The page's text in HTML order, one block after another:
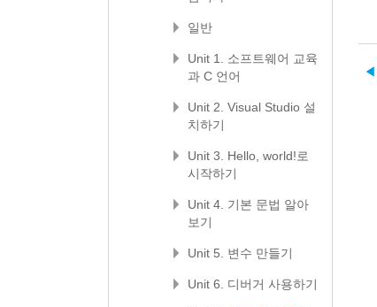
◀︎
일반
Unit 1. 소프트웨어 교육
과 C 언어
Unit 2. Visual Studio 설
치하기
Unit 3. Hello, world!로
시작하기
Unit 4. 기본 문법 알아
보기
Unit 5. 변수 만들기
Unit 6. 디버거 사용하기